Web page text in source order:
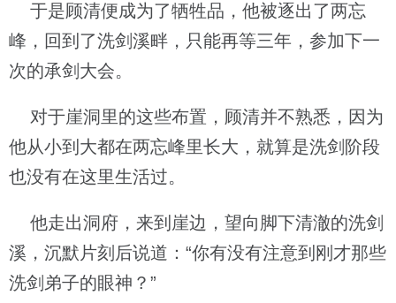
于是顾清便成为了牺牲品，他被逐出了两忘
峰，回到了洗剑溪畔，只能再等三年，参加下一
次的承剑大会。
对于崖洞里的这些布置，顾清并不熟悉，因为
他从小到大都在两忘峰里长大，就算是洗剑阶段
也没有在这里生活过。
他走出洞府，来到崖边，望向脚下清澈的洗剑
溪，沉默片刻后说道：“你有没有注意到刚才那些
洗剑弟子的眼神？”